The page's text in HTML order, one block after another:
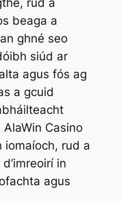
rud a
beaga a
ghné seo
siúd ar
agus fós ag
a gcuid
Casino
iomaíoch, rud a
in
agus